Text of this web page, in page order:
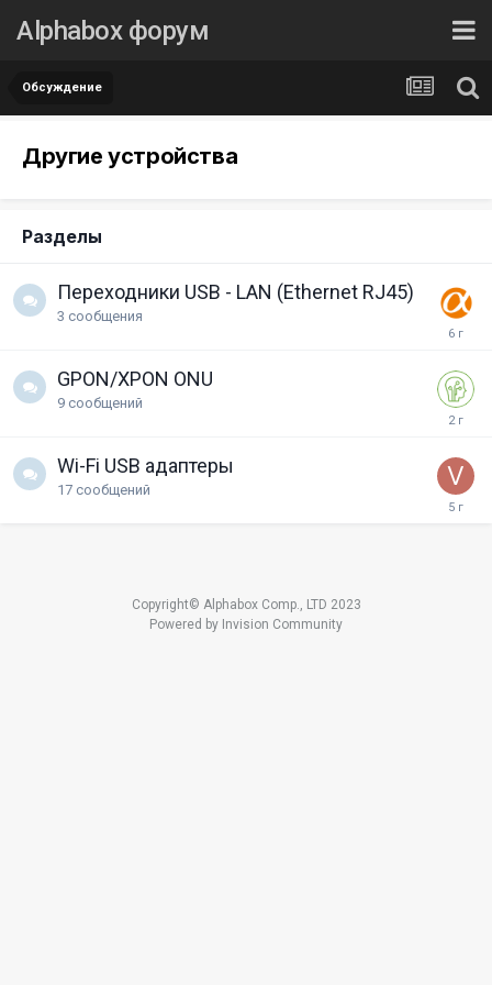
Alphabox форум
Обсуждение
Другие устройства
Разделы
Переходники USB - LAN (Ethernet RJ45)
3 сообщения
GPON/XPON ONU
9 сообщений
Wi-Fi USB адаптеры
17 сообщений
Copyright© Alphabox Comp., LTD 2023
Powered by Invision Community